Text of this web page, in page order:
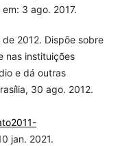
em: 3 ago. 2017.
de 2012. Dispõe sobre
nas instituições
e dá outras
30 ago. 2012.
jan. 2021.